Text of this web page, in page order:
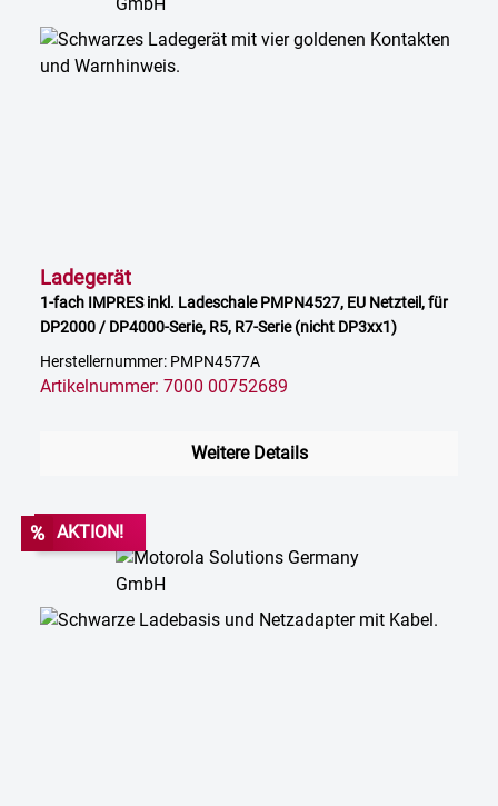
Ladegerät
1-fach IMPRES inkl. Ladeschale PMPN4527, EU Netzteil, für
DP2000 / DP4000-Serie, R5, R7-Serie (nicht DP3xx1)
Herstellernummer: PMPN4577A
Artikelnummer: 7000 00752689
Weitere Details
% AKTION!